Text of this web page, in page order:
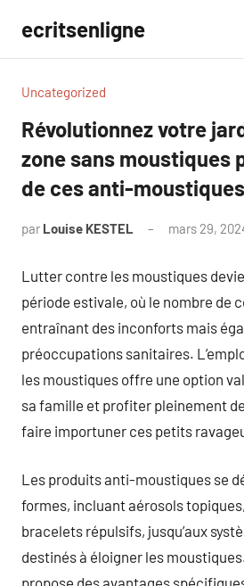
contenu
ecritsenligne
Uncategorized
Révolutionnez votre
zone sans moustiques
de ces anti-moustiques
par Louise KESTEL mars 29,
Lutter contre les moustiques
période estivale, où le nombre de
entraînant des inconforts mais
préoccupations sanitaires.
les moustiques offre une option
sa famille et profiter pleinement
faire importuner ces petits
Les produits anti-moustiques se
formes, incluant aérosols
bracelets répulsifs, jusqu’aux
destinés à éloigner les
propose des avantages